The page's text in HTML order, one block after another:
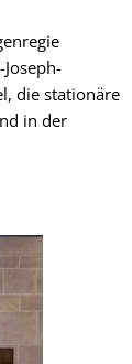
die stationäre
in der